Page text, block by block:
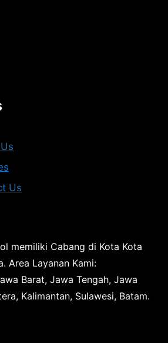
Us
memiliki Cabang di Kota Kota
Area Layanan Kami:
Barat, Jawa Tengah, Jawa
Kalimantan, Sulawesi, Batam.